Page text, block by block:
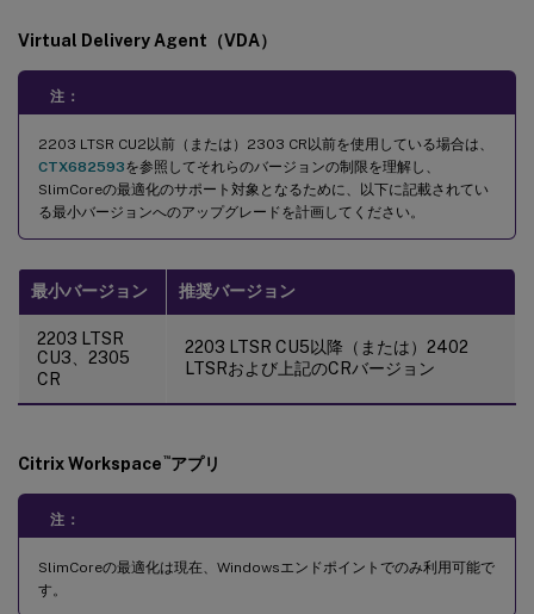
Virtual Delivery Agent（VDA）
注：
2203 LTSR CU2以前（または）2303 CR以前を使用している場合は、
CTX682593を参照してそれらのバージョンの制限を理解し、
SlimCoreの最適化のサポート対象となるために、以下に記載されてい
る最小バージョンへのアップグレードを計画してください。
最小バージョン 推奨バージョン
2203 LTSR
CU3、2305
CR
2203 LTSR CU5以降（または）2402
LTSRおよび上記のCRバージョン
Citrix Workspace ™アプリ
注：
SlimCoreの最適化は現在、Windowsエンドポイントでのみ利用可能で
す。